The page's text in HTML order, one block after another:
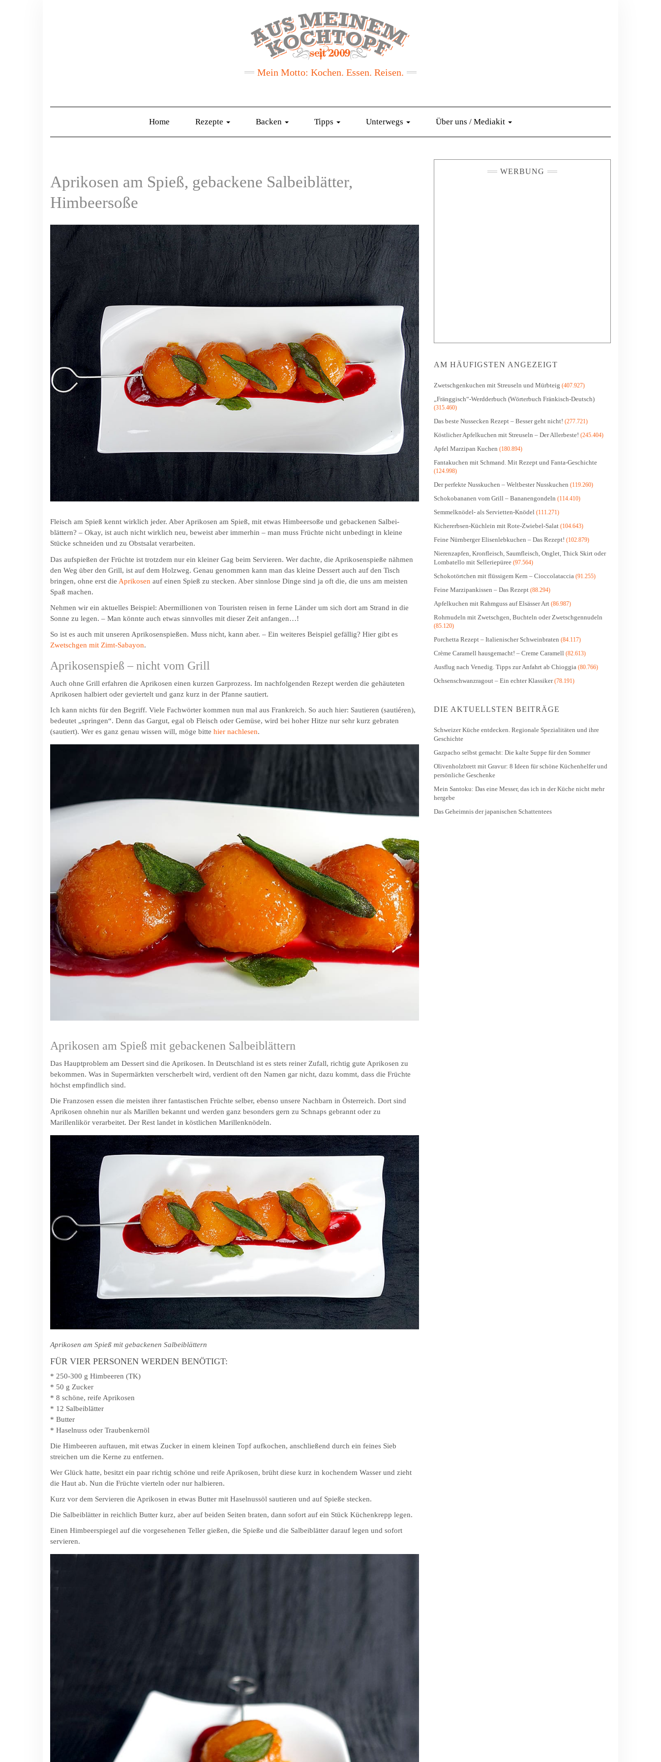
Mein Motto: Kochen. Essen. Reisen.
Home Rezepte Backen Tipps Unterwegs Über uns / Mediakit
Aprikosen am Spieß, gebackene Salbeiblätter,
Himbeersoße
Fleisch am Spieß kennt wirklich jeder. Aber Apri­kosen am Spieß, mit etwas Him­beer­soße und gebackenen Salbei­
blättern? – Okay, ist auch nicht wirklich neu, beweist aber immerhin – man muss Früchte nicht unbedingt in kleine
Stücke schneiden und zu Obst­salat verarbeiten.
Das aufspießen der Früchte ist trotzdem nur ein kleiner Gag beim Servieren. Wer dachte, die Aprikosenspieße nähmen
den Weg über den Grill, ist auf dem Holzweg. Genau genommen kann man das kleine Dessert auch auf den Tisch
bringen, ohne erst die Aprikosen auf einen Spieß zu stecken. Aber sinnlose Dinge sind ja oft die, die uns am meisten
Spaß machen.
Nehmen wir ein aktuelles Beispiel: Abermillionen von Touristen reisen in ferne Länder um sich dort am Strand in die
Sonne zu legen. – Man könnte auch etwas sinnvolles mit dieser Zeit anfangen…!
So ist es auch mit unseren Aprikosenspießen. Muss nicht, kann aber. – Ein weiteres Beispiel gefällig? Hier gibt es
Zwetschgen mit Zimt-Sabayon.
Aprikosenspieß – nicht vom Grill
Auch ohne Grill erfahren die Aprikosen einen kurzen Garprozess. Im nachfolgenden Rezept werden die gehäuteten
Aprikosen halbiert oder geviertelt und ganz kurz in der Pfanne sautiert.
Ich kann nichts für den Begriff. Viele Fachwörter kommen nun mal aus Frankreich. So auch hier: Sautieren (sautiéren),
bedeutet „springen“. Denn das Gargut, egal ob Fleisch oder Gemüse, wird bei hoher Hitze nur sehr kurz gebraten
(sautiert). Wer es ganz genau wissen will, möge bitte hier nachlesen.
Aprikosen am Spieß mit gebackenen Salbeiblättern
Das Hauptproblem am Dessert sind die Aprikosen. In Deutschland ist es stets reiner Zufall, richtig gute Aprikosen zu
bekommen. Was in Supermärkten verscherbelt wird, verdient oft den Namen gar nicht, dazu kommt, dass die Früchte
höchst empfindlich sind.
Die Franzosen essen die meisten ihrer fantastischen Früchte selber, ebenso unsere Nachbarn in Österreich. Dort sind
Aprikosen ohnehin nur als Marillen bekannt und werden ganz besonders gern zu Schnaps gebrannt oder zu
Marillenlikör verarbeitet. Der Rest landet in köstlichen Marillenknödeln.
Aprikosen am Spieß mit gebackenen Salbeiblättern
FÜR VIER PERSONEN WERDEN BENÖTIGT:
* 250-300 g Himbeeren (TK)
* 50 g Zucker
* 8 schöne, reife Aprikosen
* 12 Salbeiblätter
* Butter
* Haselnuss oder Traubenkernöl
Die Himbeeren auftauen, mit etwas Zucker in einem kleinen Topf aufkochen, anschließend durch ein feines Sieb
streichen um die Kerne zu entfernen.
Wer Glück hatte, besitzt ein paar richtig schöne und reife Aprikosen, brüht diese kurz in kochendem Wasser und zieht
die Haut ab. Nun die Früchte vierteln oder nur halbieren.
Kurz vor dem Servieren die Aprikosen in etwas Butter mit Haselnussöl sautieren und auf Spieße stecken.
Die Salbeiblätter in reichlich Butter kurz, aber auf beiden Seiten braten, dann sofort auf ein Stück Küchenkrepp legen.
Einen Himbeerspiegel auf die vorgesehenen Teller gießen, die Spieße und die Salbeiblätter darauf legen und sofort
servieren.
WERBUNG
AM HÄUFIGSTEN ANGEZEIGT
Zwetschgenkuchen mit Streuseln und Mürbteig (407.927)
„Fränggisch“-Werdderbuch (Wörterbuch Fränkisch-Deutsch)
(315.460)
Das beste Nussecken Rezept – Besser geht nicht! (277.721)
Köstlicher Apfelkuchen mit Streuseln – Der Allerbeste! (245.404)
Apfel Marzipan Kuchen (180.894)
Fantakuchen mit Schmand. Mit Rezept und Fanta-Geschichte
(124.998)
Der perfekte Nusskuchen – Weltbester Nusskuchen (119.260)
Schokobananen vom Grill – Bananengondeln (114.410)
Semmelknödel- als Servietten-Knödel (111.271)
Kichererbsen-Küchlein mit Rote-Zwiebel-Salat (104.643)
Feine Nürnberger Elisenlebkuchen – Das Rezept! (102.879)
Nierenzapfen, Kronfleisch, Saumfleisch, Onglet, Thick Skirt oder
Lombatello mit Selleriepüree (97.564)
Schokotörtchen mit flüssigem Kern – Cioccolataccia (91.255)
Feine Marzipankissen – Das Rezept (88.294)
Apfelkuchen mit Rahmguss auf Elsässer Art (86.987)
Rohrnudeln mit Zwetschgen, Buchteln oder Zwetschgennudeln
(85.120)
Porchetta Rezept – Italienischer Schweinbraten (84.117)
Crème Caramell hausgemacht! – Creme Caramell (82.613)
Ausflug nach Venedig. Tipps zur Anfahrt ab Chioggia (80.766)
Ochsenschwanzragout – Ein echter Klassiker(78.191)
DIE AKTUELLSTEN BEITRÄGE
Schweizer Küche entdecken. Regionale Spezialitäten und ihre
Geschichte
Gazpacho selbst gemacht: Die kalte Suppe für den Sommer
Olivenholzbrett mit Gravur: 8 Ideen für schöne Küchenhelfer und
persönliche Geschenke
Mein Santoku: Das eine Messer, das ich in der Küche nicht mehr
hergebe
Das Geheimnis der japanischen Schattentees